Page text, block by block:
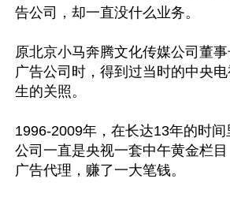
告公司，却一直没什么业务。
原北京小马奔腾文化传媒公司董
广告公司时，得到过当时的中央
生的关照。
1996-2009年，在长达13年的时
公司一直是央视一套中午黄金栏
广告代理，赚了一大笔钱。